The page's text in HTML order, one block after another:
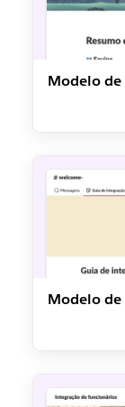
Modelo
Modelo